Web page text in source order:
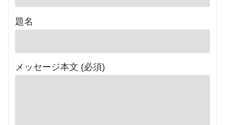
題名
メッセージ本文 (必須)